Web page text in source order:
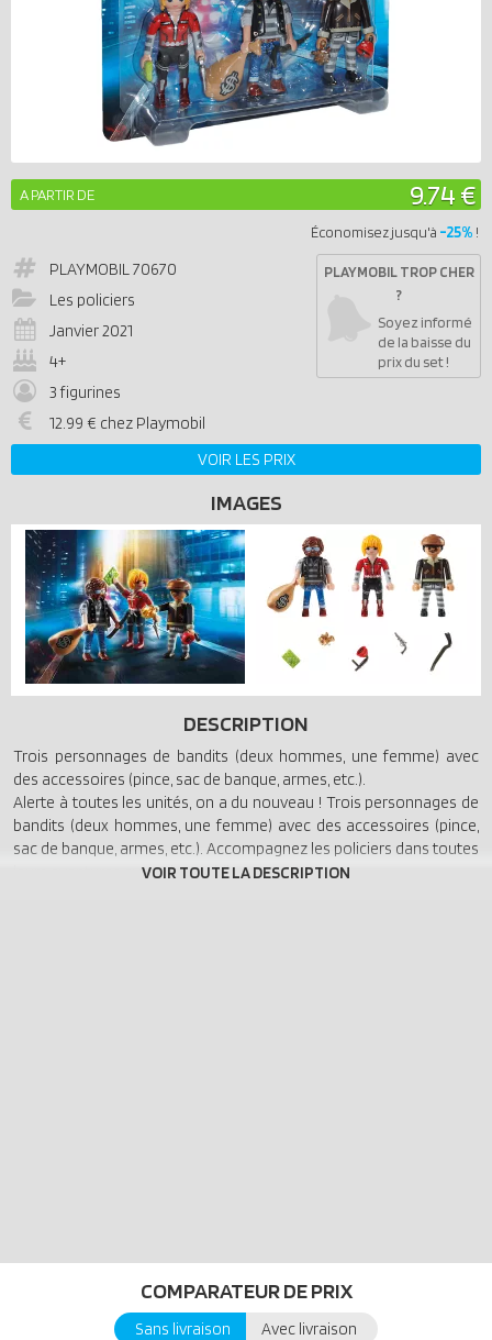
A PARTIR DE 9.74 €
Économisez jusqu'à -25% !
PLAYMOBIL70670
Les policiers
Janvier 2021
4+
3 figurines
12.99 € chez Playmobil
PLAYMOBIL TROP CHER
?
Soyez informé
de la baisse du
prix du set !
VOIR LES PRIX
IMAGES
DESCRIPTION
Trois personnages de bandits (deux hommes, une femme) avec
des accessoires (pince, sac de banque, armes, etc.).
Alerte à toutes les unités, on a du nouveau ! Trois personnages de
bandits (deux hommes, une femme) avec des accessoires (pince,
sac de banque, armes, etc.). Accompagnez les policiers dans toutes
leurs aventures avec Playmobil !
COMPARATEUR DE PRIX
Sans livraison Avec livraison